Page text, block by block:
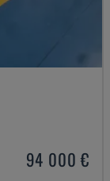
94 000 €